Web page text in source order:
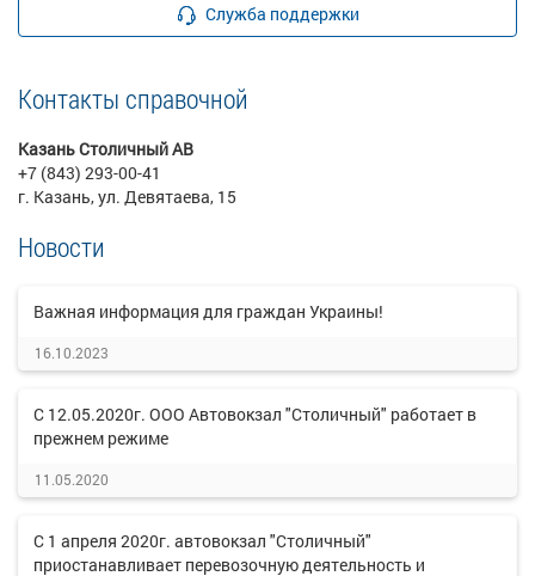
Служба поддержки
Контакты справочной
Казань Столичный АВ
+7 (843) 293-00-41
г. Казань, ул. Девятаева, 15
Новости
Важная информация для граждан Украины!
16.10.2023
С 12.05.2020г. ООО Автовокзал "Столичный" работает в
прежнем режиме
11.05.2020
С 1 апреля 2020г. автовокзал "Столичный"
приостанавливает перевозочную деятельность и